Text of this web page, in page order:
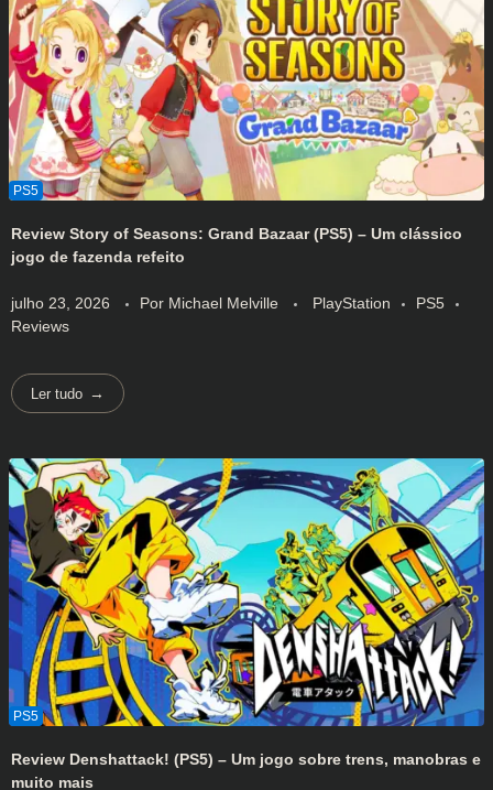
Review Story of Seasons: Grand Bazaar (PS5) – Um clássico
jogo de fazenda refeito
julho 23, 2026 Por Michael Melville PlayStation
PS5
Reviews
Ler tudo
Review Denshattack! (PS5) – Um jogo sobre trens, manobras e
muito mais